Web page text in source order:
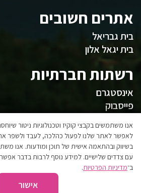
אתרים חשובים
בית גבריאל
בית יגאל אלון
רשתות חברתיות
אינסטגרם
פייסבוק
המועצה
אגפי המועצה
הצהרת נגישות
אנו משתמשים בקבצי קוקיז וטכנולוגיות ניטור
לאפשר לאתר שלנו לפעול כהלכה, לעבד ולשפר
בשיווק ובהתאמה אישית של תוכן ומודעות. אנו
עם צדדים שלישיים. למידע נוסף לרבות בדבר
ב־מדיניות הפרטיות.
אישור